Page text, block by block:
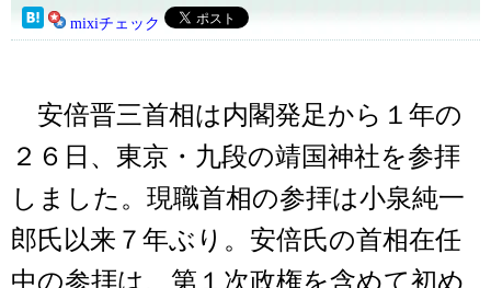
mixiチェック
安倍晋三首相は内閣発足から１年の
２６日、東京・九段の靖国神社を参拝
しました。現職首相の参拝は小泉純一
郎氏以来７年ぶり。安倍氏の首相在任
中の参拝は、第１次政権を含めて初め